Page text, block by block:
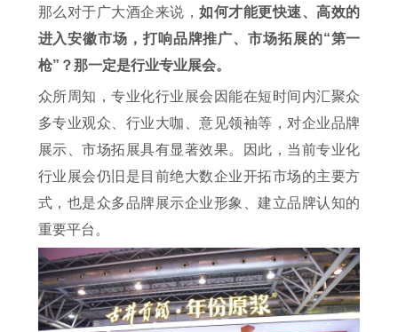
那么对于广大酒企来说，如何才能更快速、高效的
进入安徽市场，打响品牌推广、市场拓展的“第一
枪”？那一定是行业专业展会。
众所周知，专业化行业展会因能在短时间内汇聚众
多专业观众、行业大咖、意见领袖等，对企业品牌
展示、市场拓展具有显著效果。因此，当前专业化
行业展会仍旧是目前绝大数企业开拓市场的主要方
式，也是众多品牌展示企业形象、建立品牌认知的
重要平台。